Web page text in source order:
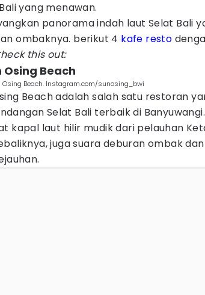
yang menawan.
panorama indah laut Selat Bali
ombaknya. berikut 4 kafe resto
this out:
Osing Beach
Osing Beach. Instagram.com/sunosing_bwi
Beach adalah salah satu restoran
Selat Bali terbaik di
kapal laut hilir mudik dari pelauhan
juga suara deburan ombak